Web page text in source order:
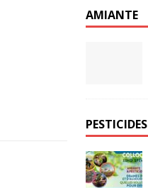
AMIANTE
PESTICIDES